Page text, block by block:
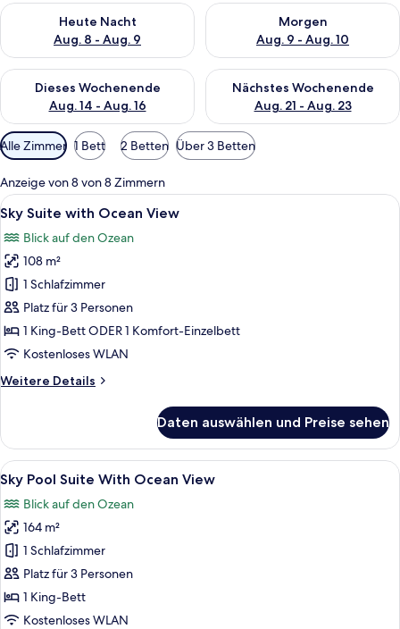
Heute Nacht
Aug. 8 - Aug. 9
Überprüfe die Verfügbarkeit für heute Nacht, Aug. 8 - Aug. 9.
Morgen
Aug. 9 - Aug. 10
Überprüfe die Verfügbarkeit
Dieses Wochenende
Aug. 14 - Aug. 16
Überprüfe die Verfügbarkeit für dieses Wochenende, Aug. 14
Nächstes Wochenende
Aug. 21 - Aug. 23
Überprüfe die Verfügbarkeit
Verfügbare
Filter
für
Zimmer
Alle Zimmer 1 Bett 2 Betten Über 3 Betten
Anzeige von 8 von 8 Zimmern
Alle
Fotos
für
Sky
Suite
with
Ocean
View
Ein modernes Hotelzimmer mit
3
Sky Suite with Ocean View
Blick auf den Ozean
108 m²
1 Schlafzimmer
Platz für 3 Personen
1 King-Bett ODER 1 Komfort-Einzelbett
Kostenloses WLAN
Weitere Details
Weitere
Suite
with
Ocean
View
Daten auswählen und Preise sehen
Alle
Fotos
für
Sky
Pool
Suite
With
Ocean
Ein modernes Hotelzimmer mit
3
Sky Pool Suite With Ocean View
Blick auf den Ozean
164 m²
1 Schlafzimmer
Platz für 3 Personen
1 King-Bett
Kostenloses WLAN